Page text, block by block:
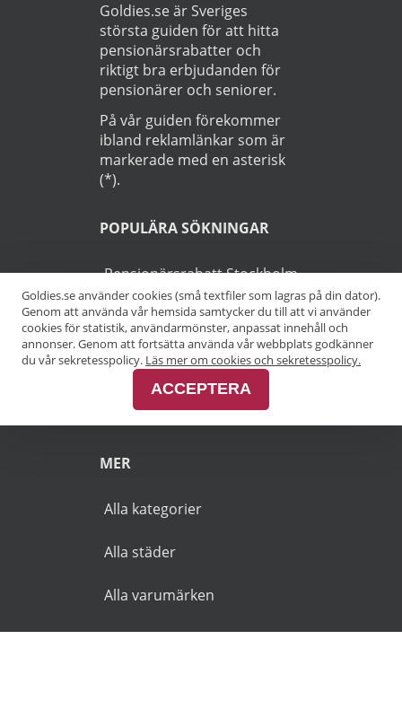
Goldies.se är Sveriges
största guiden för att hitta
pensionärsrabatter och
riktigt bra erbjudanden för
pensionärer och seniorer.
På vår guiden förekommer
ibland reklamlänkar som är
markerade med en asterisk
(*).
POPULÄRA SÖKNINGAR
Pensionärsrabatt Stockholm
Pensionärsrabatt Göteborg
Pensionärsrabatt Malmö
Pensionärsrabatt Skåne
MER
Alla kategorier
Alla städer
Alla varumärken
Goldies.se använder cookies (små textfiler som lagras på din dator).
Genom att använda vår hemsida samtycker du till att vi använder
cookies för statistik, användarmönster, anpassat innehåll och
annonser. Genom att fortsätta använda vår webbplats godkänner
du vår sekretesspolicy. Läs mer om cookies och sekretesspolicy.
ACCEPTERA